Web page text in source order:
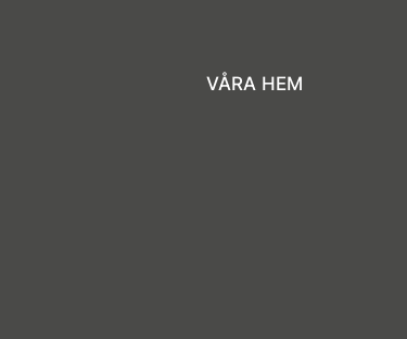
VÅRA HEM